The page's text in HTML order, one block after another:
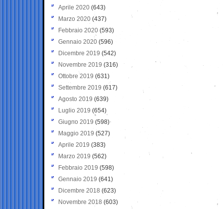
Aprile 2020 (643)
Marzo 2020 (437)
Febbraio 2020 (593)
Gennaio 2020 (596)
Dicembre 2019 (542)
Novembre 2019 (316)
Ottobre 2019 (631)
Settembre 2019 (617)
Agosto 2019 (639)
Luglio 2019 (654)
Giugno 2019 (598)
Maggio 2019 (527)
Aprile 2019 (383)
Marzo 2019 (562)
Febbraio 2019 (598)
Gennaio 2019 (641)
Dicembre 2018 (623)
Novembre 2018 (603)